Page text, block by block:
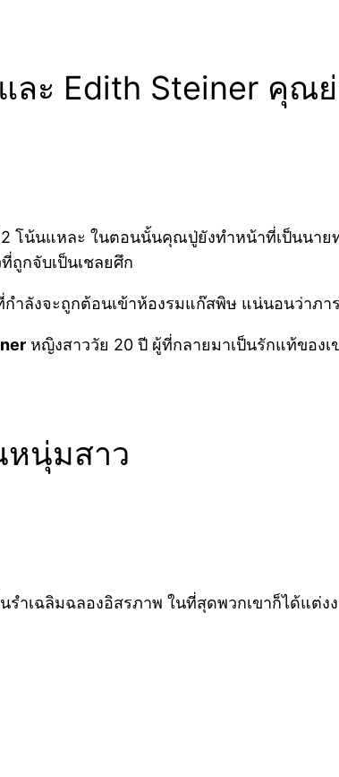
ะ Edith Steiner คุณ
2 โน้นแหละ ในตอนนั้นคุณปู่ยังทำหน้าที่เป็นน
ถูกจับเป็นเชลยศึก
ำลังจะถูกต้อนเข้าห้องรมแก๊สพิษ แน่นอนว่าภา
หญิงสาววัย 20 ปี ผู้ที่กลายมาเป็นรักแท้ของเ
หนุ่มสาว
ำเฉลิมฉลองอิสรภาพ ในที่สุดพวกเขาก็ได้แต่